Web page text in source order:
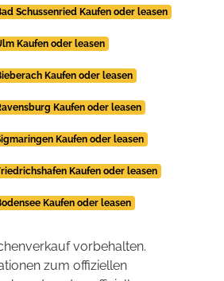
Schussenried Kaufen oder leasen
Kaufen oder leasen
Kaufen oder leasen
Kaufen oder leasen
Kaufen oder leasen
Kaufen oder leasen
Kaufen oder leasen
vorbehalten.
zum offiziellen